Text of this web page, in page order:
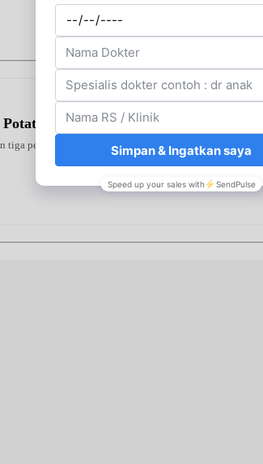
tiga peptida premium untuk menjaga kesehatan